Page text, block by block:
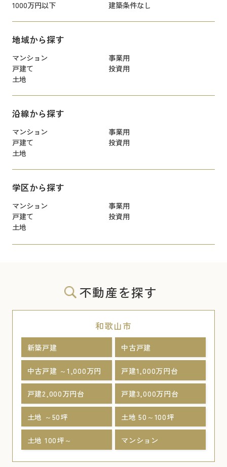
1000万円以下 建築条件なし
地域から探す
マンション
事業用
戸建て
投資用
土地
沿線から探す
マンション
事業用
戸建て
投資用
土地
学区から探す
マンション
事業用
戸建て
投資用
土地
不動産を探す
和歌山市
新築戸建 中古戸建
中古戸建 ～1,000万円 戸建1,000万円台
戸建2,000万円台 戸建3,000万円台
土地 ～50坪 土地 50～100坪
土地 100坪～ マンション